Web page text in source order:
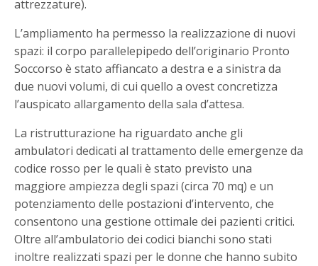
attrezzature).
L’ampliamento ha permesso la realizzazione di nuovi
spazi: il corpo parallelepipedo dell’originario Pronto
Soccorso è stato affiancato a destra e a sinistra da
due nuovi volumi, di cui quello a ovest concretizza
l’auspicato allargamento della sala d’attesa.
La ristrutturazione ha riguardato anche gli
ambulatori dedicati al trattamento delle emergenze da
codice rosso per le quali è stato previsto una
maggiore ampiezza degli spazi (circa 70 mq) e un
potenziamento delle postazioni d’intervento, che
consentono una gestione ottimale dei pazienti critici.
Oltre all’ambulatorio dei codici bianchi sono stati
inoltre realizzati spazi per le donne che hanno subito